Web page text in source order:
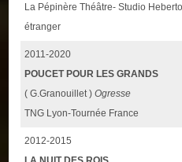
La Pépinère Théâtre- Studio
étranger
2011-2020
POUCET POUR LES GRANDS
( G.Granouillet )Ogresse
TNG Lyon-Tournée France
2012-2015